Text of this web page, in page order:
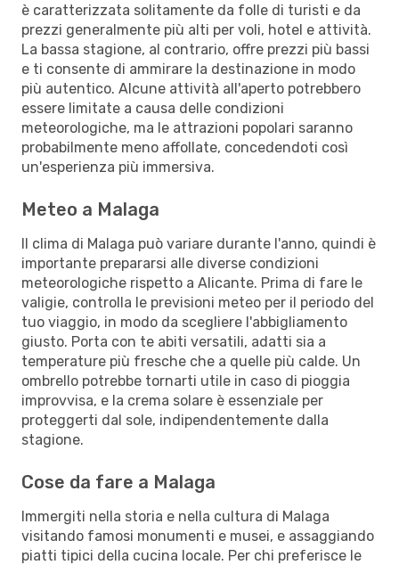
è caratterizzata solitamente da folle di turisti e da
prezzi generalmente più alti per voli, hotel e attività.
La bassa stagione, al contrario, offre prezzi più bassi
e ti consente di ammirare la destinazione in modo
più autentico. Alcune attività all'aperto potrebbero
essere limitate a causa delle condizioni
meteorologiche, ma le attrazioni popolari saranno
probabilmente meno affollate, concedendoti così
un'esperienza più immersiva.
Meteo a Malaga
Il clima di Malaga può variare durante l'anno, quindi è
importante prepararsi alle diverse condizioni
meteorologiche rispetto a Alicante. Prima di fare le
valigie, controlla le previsioni meteo per il periodo del
tuo viaggio, in modo da scegliere l'abbigliamento
giusto. Porta con te abiti versatili, adatti sia a
temperature più fresche che a quelle più calde. Un
ombrello potrebbe tornarti utile in caso di pioggia
improvvisa, e la crema solare è essenziale per
proteggerti dal sole, indipendentemente dalla
stagione.
Cose da fare a Malaga
Immergiti nella storia e nella cultura di Malaga
visitando famosi monumenti e musei, e assaggiando
piatti tipici della cucina locale. Per chi preferisce le